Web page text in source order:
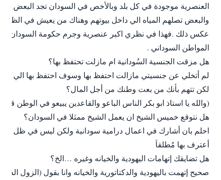
العنصرية موجودة في كل بلد وبالأخص في السودان تجد البعض
والبعض تصلهم المياه الي داخل بيوتهم وهناك من يعيش في
عكس ذلك .فهذا في نظري اكبر عنصرية وجرم حكومة السودان
المواطن السوداني .
هل مزقت الجنسية السُودانية ام مازلت تحتفظ بها؟
لم أتخلي عن جنسيتي مازالت احتفظ بها وسوف احتفظ بها الي
لكن تتهم بأنك من بعت وطنك من أجل المال؟
(والله يا استاذ ابو بكر الناس الباعو والقاعدين يبيعو في الوطن
هل نتوقع خميس الشيخ ان يعمل الشيخ ممثلا في السودان؟
احلم بان أشارك في اعمال درامية سودانية ولكن ليس في ظل
أعترف بها مُطلقاَ
هل تضايقك إتهامات اليهودية والخيانه وغيره …الخ؟
صحيح إتهمت باليهودية والدكتاتورية والخيانه وانا بقول (الزول